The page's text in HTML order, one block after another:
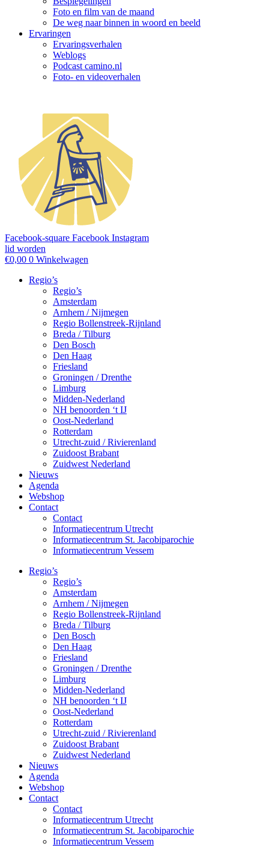
Foto en film van de maand
De weg naar binnen in woord en beeld
Ervaringen
Ervaringsverhalen
Weblogs
Podcast camino.nl
Foto- en videoverhalen
Facebook-square Facebook Instagram
lid worden
€0,00 0 Winkelwagen
Regio’s
Regio’s
Amsterdam
Arnhem / Nijmegen
Regio Bollenstreek-Rijnland
Breda / Tilburg
Den Bosch
Den Haag
Friesland
Groningen / Drenthe
Limburg
Midden-Nederland
NH benoorden ‘t IJ
Oost-Nederland
Rotterdam
Utrecht-zuid / Rivierenland
Zuidoost Brabant
Zuidwest Nederland
Nieuws
Agenda
Webshop
Contact
Contact
Informatiecentrum Utrecht
Informatiecentrum St. Jacobiparochie
Informatiecentrum Vessem
Regio’s
Regio’s
Amsterdam
Arnhem / Nijmegen
Regio Bollenstreek-Rijnland
Breda / Tilburg
Den Bosch
Den Haag
Friesland
Groningen / Drenthe
Limburg
Midden-Nederland
NH benoorden ‘t IJ
Oost-Nederland
Rotterdam
Utrecht-zuid / Rivierenland
Zuidoost Brabant
Zuidwest Nederland
Nieuws
Agenda
Webshop
Contact
Contact
Informatiecentrum Utrecht
Informatiecentrum St. Jacobiparochie
Informatiecentrum Vessem